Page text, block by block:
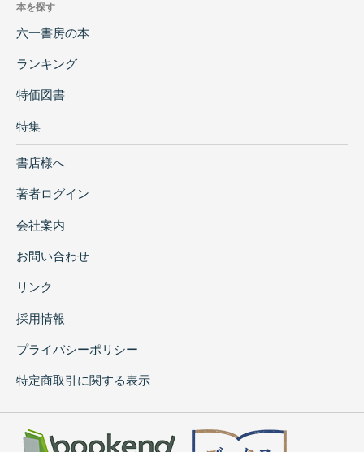
の御逝去と蔵書の移動―
本を探す
六一書房の本
ランキング
特価図書
特集
書店様へ
著者ログイン
会社案内
お問い合わせ
リンク
採用情報
プライバシーポリシー
特定商取引に関する表示